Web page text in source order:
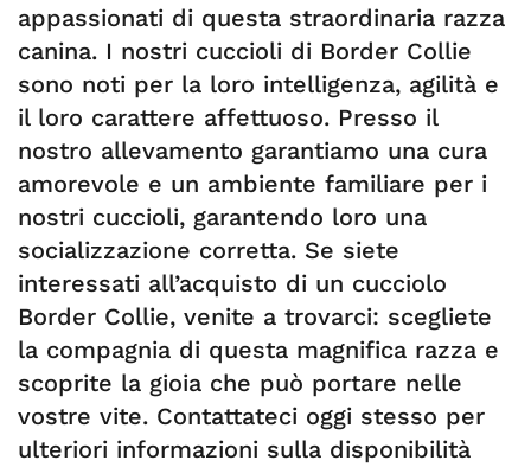
appassionati di questa straordinaria razza
canina. I nostri cuccioli di Border Collie
sono noti per la loro intelligenza, agilità e
il loro carattere affettuoso. Presso il
nostro allevamento garantiamo una cura
amorevole e un ambiente familiare per i
nostri cuccioli, garantendo loro una
socializzazione corretta. Se siete
interessati all’acquisto di un cucciolo
Border Collie, venite a trovarci: scegliete
la compagnia di questa magnifica razza e
scoprite la gioia che può portare nelle
vostre vite. Contattateci oggi stesso per
ulteriori informazioni sulla disponibilità